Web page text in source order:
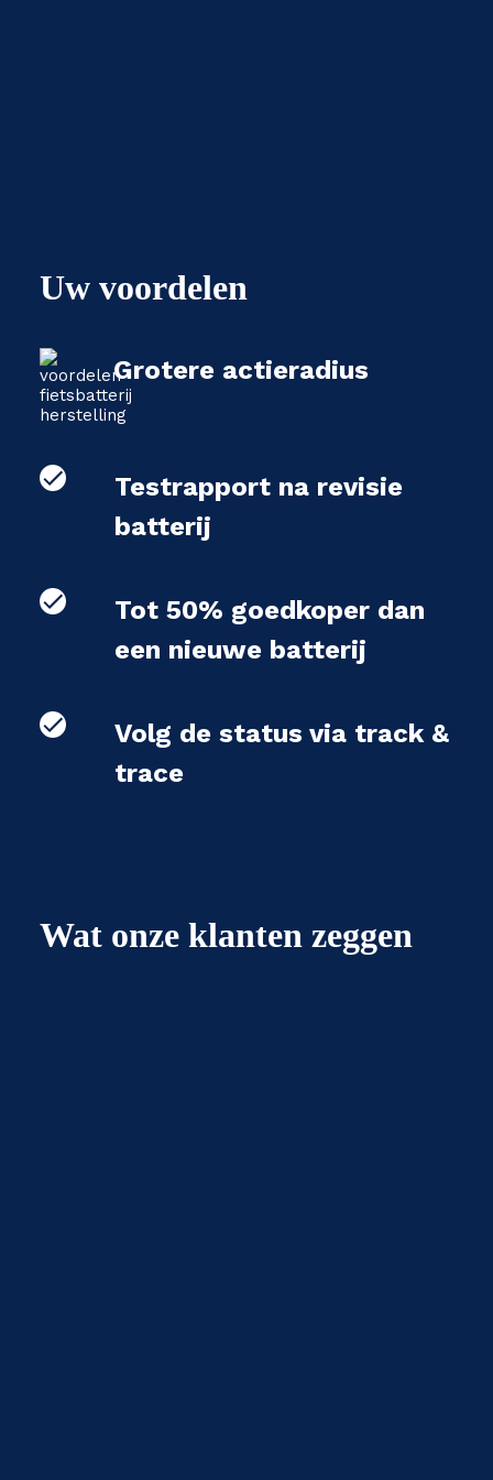
Uw voordelen
Grotere actieradius
Testrapport na revisie
batterij
Tot 50% goedkoper dan
een nieuwe batterij
Volg de status via track &
trace
Wat onze klanten zeggen